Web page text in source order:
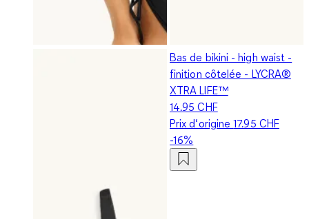
Bas de bikini - high waist -
finition côtelée - LYCRA®
XTRA LIFE™
14.95 CHF
Prix d‘origine17.95 CHF
-16%